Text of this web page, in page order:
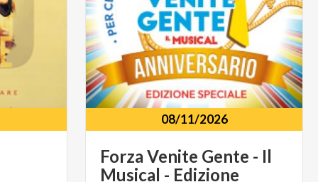
08/11/2026
Forza Venite Gente - Il
Musical - Edizione